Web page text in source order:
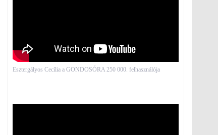
Esztergályos Cecília a GONDOSÓRA 250 000. felhasználója